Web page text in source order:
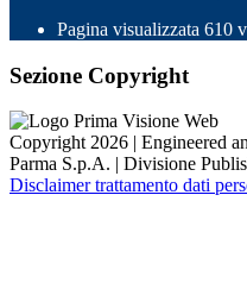
Pagina visualizzata 610
Sezione Copyright
Copyright 2026 | Engineered
Parma S.p.A. | Divisione
Disclaimer trattamento dati